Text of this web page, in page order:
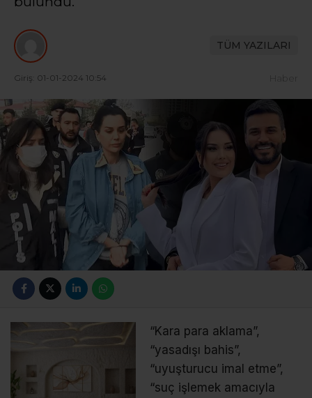
TÜM YAZILARI
Giriş: 01-01-2024 10:54 Haber
“Kara para aklama”,
“yasadışı bahis”,
“uyuşturucu imal etme”,
“suç işlemek amacıyla